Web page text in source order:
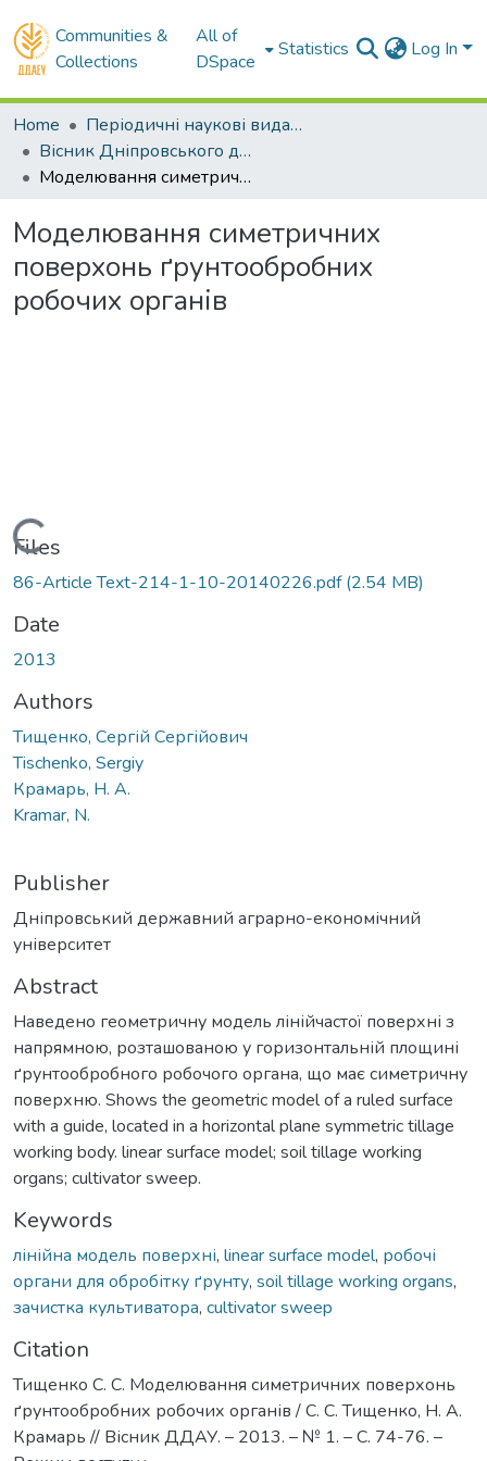
Communities &
Collections
All of
DSpace
Statistics Log In
Home
Періодичні наукові видання ДДАЕУ
Вісник Дніпровського державного аграрно–економічного університету - до липня 2018 р.
Моделювання симетричних поверхонь ґрунтообробних робочих органів
Моделювання симетричних
поверхонь ґрунтообробних
робочих органів
Loading...
Files
86-Article Text-214-1-10-20140226.pdf(2.54 MB)
Date
2013
Authors
Тищенко, Сергій Сергійович
Tischenko, Sergiy
Крамарь, Н. А.
Kramar, N.
Publisher
Дніпровський державний аграрно-економічний
університет
Abstract
Наведено геометричну модель лінійчастої поверхні з
напрямною, розташованою у горизонтальній площині
ґрунтообробного робочого органа, що має симетричну
поверхню. Shows the geometric model of a ruled surface
with a guide, located in a horizontal plane symmetric tillage
working body. linear surface model; soil tillage working
organs; cultivator sweep.
Keywords
лінійна модель поверхні, linear surface model, робочі
органи для обробітку ґрунту, soil tillage working organs,
зачистка культиватора, cultivator sweep
Citation
Тищенко С. С. Моделювання симетричних поверхонь
ґрунтообробних робочих органів / С. С. Тищенко, Н. А.
Крамарь // Вісник ДДАУ. – 2013. – № 1. – С. 74-76. –